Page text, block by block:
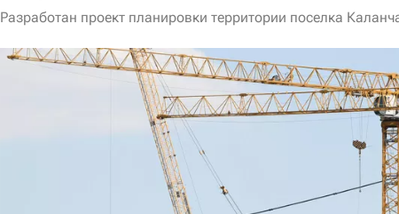
Разработан проект планировки территории поселка